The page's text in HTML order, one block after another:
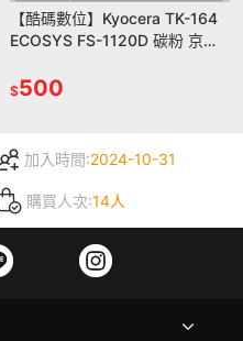
【酷碼數位】Kyocera TK-164
ECOSYS FS-1120D 碳粉 京瓷
$500
加入時間:2024-10-31
購買人次:14人